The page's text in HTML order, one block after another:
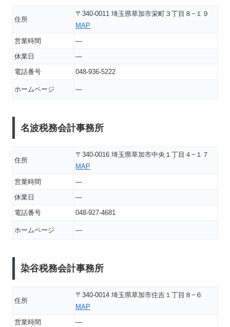
住所
〒340-0011 埼玉県草加市栄町３丁目８−１９
MAP
営業時間
―
休業日
―
電話番号
048-936-5222
ホームページ ―
名波税務会計事務所
住所
〒340-0016 埼玉県草加市中央１丁目４−１７
MAP
営業時間
―
休業日
―
電話番号
048-927-4681
ホームページ ―
染谷税務会計事務所
住所
〒340-0014 埼玉県草加市住吉１丁目８−６
MAP
営業時間
―